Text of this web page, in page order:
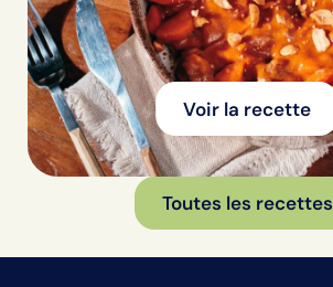
Voir la recette
Toutes les recettes